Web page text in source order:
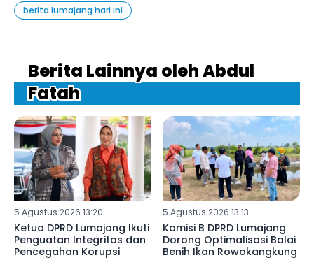
berita lumajang hari ini
Berita Lainnya oleh Abdul
Fatah
5 Agustus 2026 13:20
Ketua DPRD Lumajang Ikuti
Penguatan Integritas dan
Pencegahan Korupsi
5 Agustus 2026 13:13
Komisi B DPRD Lumajang
Dorong Optimalisasi Balai
Benih Ikan Rowokangkung